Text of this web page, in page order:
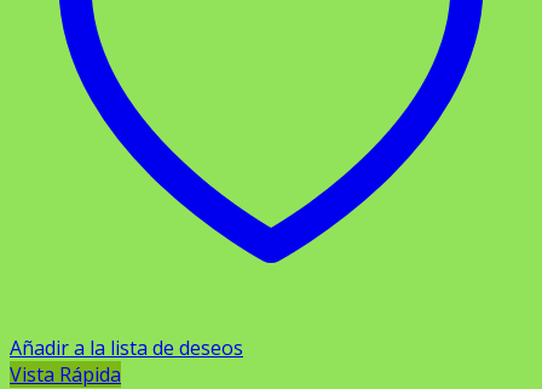
Añadir a la lista de deseos
Vista Rápida